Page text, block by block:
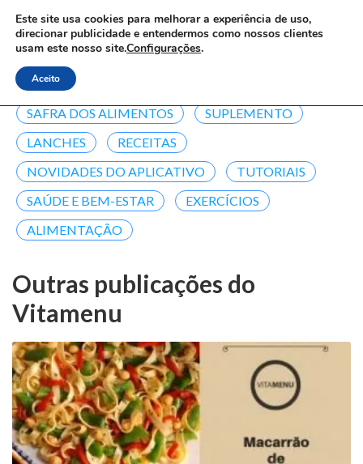
MITOS ALIMENTARES
SAFRA DOS ALIMENTOS
SUPLEMENTO
LANCHES
RECEITAS
NOVIDADES DO APLICATIVO
TUTORIAIS
SAÚDE E BEM-ESTAR
EXERCÍCIOS
ALIMENTAÇÃO
Outras publicações do
Vitamenu
Este site usa cookies para melhorar a experiência de uso,
direcionar publicidade e entendermos como nossos clientes
usam este nosso site.Configurações.
Aceito